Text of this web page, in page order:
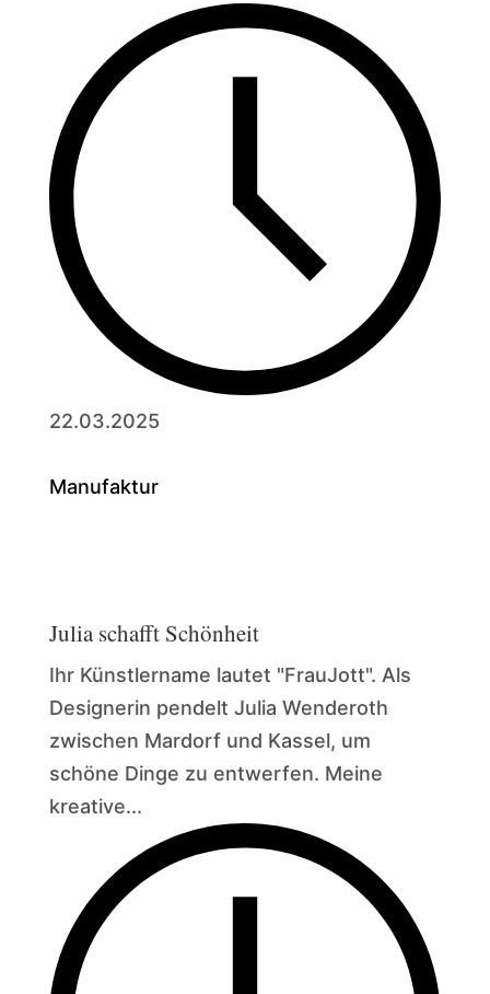
22.03.2025
Manufaktur
Julia schafft Schönheit
Ihr Künstlername lautet "FrauJott". Als
Designerin pendelt Julia Wenderoth
zwischen Mardorf und Kassel, um
schöne Dinge zu entwerfen. Meine
kreative...